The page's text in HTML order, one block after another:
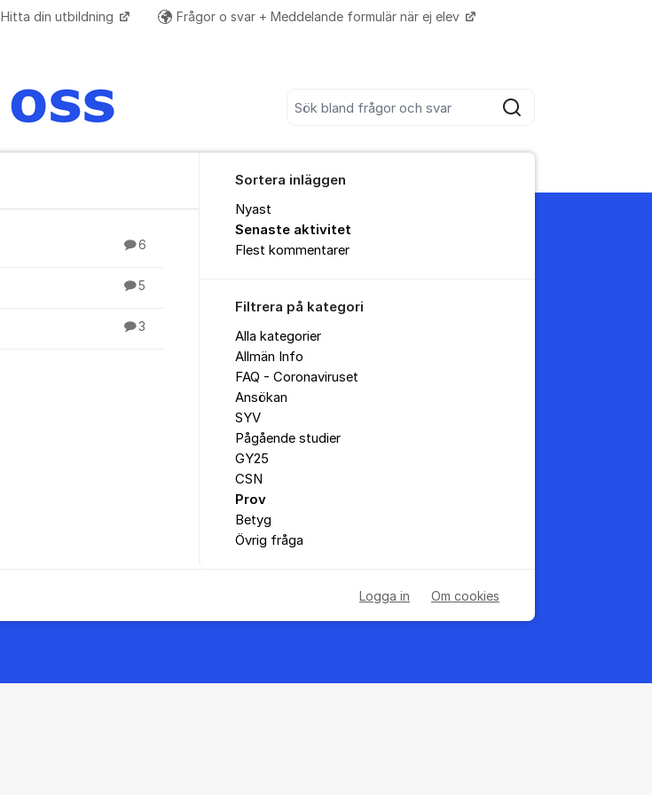
Sök
Hitta din utbildning Frågor o svar + Meddelande formulär när ej elev Fler supportlänkar
6
5
3
Sortera inläggen
Nyast
Senaste aktivitet
Flest kommentarer
Filtrera på kategori
Alla kategorier
Allmän Info
FAQ - Coronaviruset
Ansökan
SYV
Pågående studier
GY25
CSN
Prov
Betyg
Övrig fråga
Logga in Om cookies